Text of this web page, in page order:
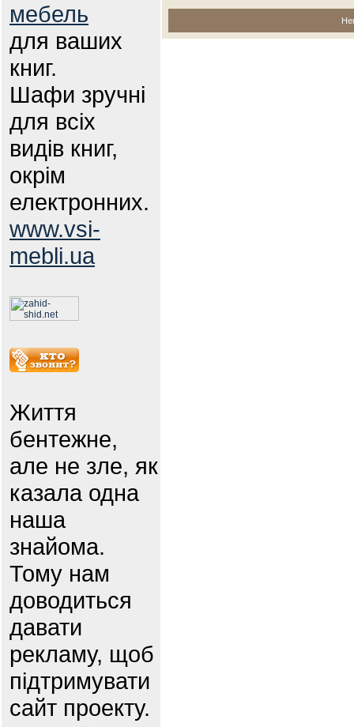
мебель
для ваших
книг.
Шафи зручні
для всіх
видів книг,
окрім
електронних.
www.vsi-
mebli.ua
Життя
бентежне,
але не зле, як
казала одна
наша
знайома.
Тому нам
доводиться
давати
рекламу, щоб
підтримувати
сайт проекту.